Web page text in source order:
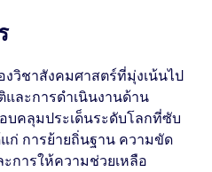
วิชาสังคมศาสตร์ที่มุ่งเน้นไป
ละการดำเนินงานด้าน
คลุมประเด็นระดับโลกที่ซับ
การย้ายถิ่นฐาน ความขัด
ะการให้ความช่วยเหลือ